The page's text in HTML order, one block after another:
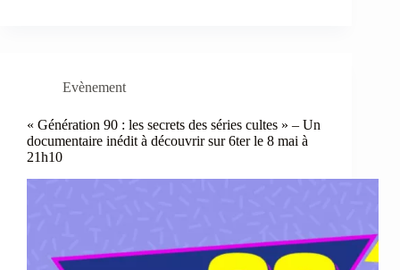
Evènement
« Génération 90 : les secrets des séries cultes » – Un
documentaire inédit à découvrir sur 6ter le 8 mai à
21h10